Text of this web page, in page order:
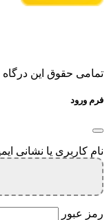
تمامی حقوق این
فرم ورود
نام کاربری یا نشانی
رمز عبور